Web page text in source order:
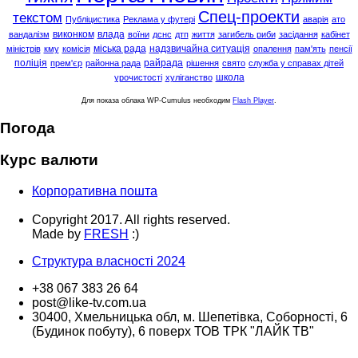
текстом Публіцистика Реклама у футері Спец-проекти аварія ато
вандалізм виконком влада воїни дснс дтп життя загибель риби засідання кабінет
міністрів кму комісія міська рада надзвичайна ситуація опалення пам'ять пенсії
поліція прем'єр районна рада райрада рішення свято служба у справах дітей
урочистості хуліганство школа
Для показа облака WP-Cumulus необходим Flash Player
Погода
Курс валюти
Корпоративна пошта
Copyright 2017. All rights reserved.
Made by FRESH :)
Структура власності 2024
+38 067 383 26 64
post@like-tv.com.ua
30400, Хмельницька обл, м. Шепетівка, Соборності, 6
(Будинок побуту), 6 поверх ТОВ ТРК "ЛАЙК ТВ"